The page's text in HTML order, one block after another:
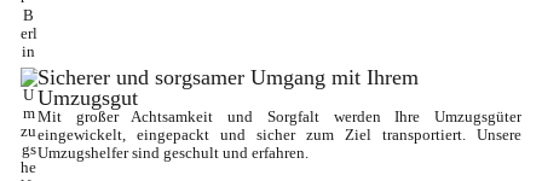
Sicherer und sorgsamer Umgang mit Ihrem
Umzugsgut
Mit großer Achtsamkeit und Sorgfalt werden Ihre Umzugsgüter
eingewickelt, eingepackt und sicher zum Ziel transportiert. Unsere
Umzugshelfer sind geschult und erfahren.